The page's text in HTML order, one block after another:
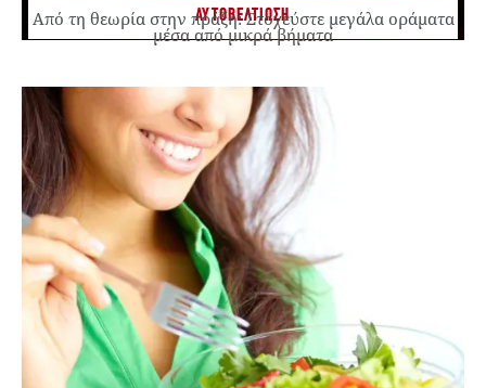
ΑΥΤΟΒΕΛΤΙΩΣΗ
Από τη θεωρία στην πράξη: Στοχεύστε μεγάλα οράματα
μέσα από μικρά βήματα